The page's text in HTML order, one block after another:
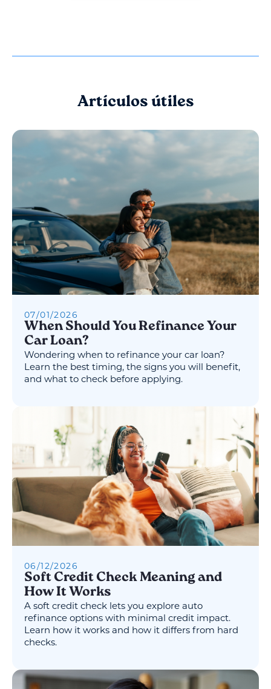
Artículos útiles
07/01/2026
When Should You Refinance Your
Car Loan?
Wondering when to refinance your car loan?
Learn the best timing, the signs you will benefit,
and what to check before applying.
06/12/2026
Soft Credit Check Meaning and
How It Works
A soft credit check lets you explore auto
refinance options with minimal credit impact.
Learn how it works and how it differs from hard
checks.